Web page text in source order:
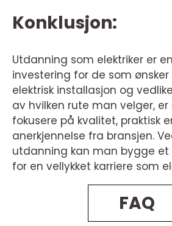
Konklusjon:
Utdanning som elektriker er
investering for de som
elektrisk installasjon og
av hvilken rute man velger,
fokusere på kvalitet, praktisk
anerkjennelse fra bransjen.
utdanning kan man bygge
for en vellykket karriere som
FAQ